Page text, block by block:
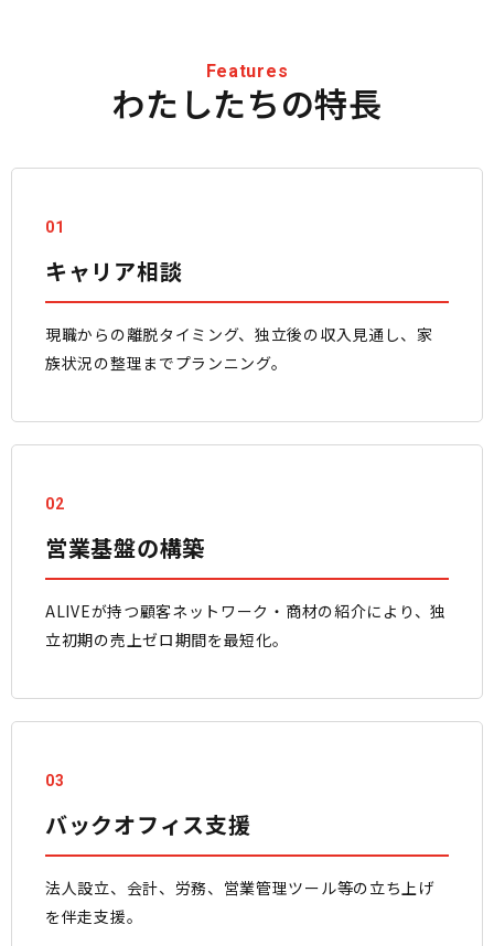
Features
わたしたちの特長
01
キャリア相談
現職からの離脱タイミング、独立後の収入見通し、家
族状況の整理までプランニング。
02
営業基盤の構築
ALIVEが持つ顧客ネットワーク・商材の紹介により、独
立初期の売上ゼロ期間を最短化。
03
バックオフィス支援
法人設立、会計、労務、営業管理ツール等の立ち上げ
を伴走支援。